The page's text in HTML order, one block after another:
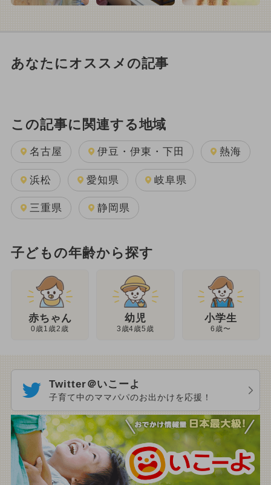
あなたにオススメの記事
この記事に関連する地域
名古屋 伊豆・伊東・下田 熱海
浜松 愛知県 岐阜県
三重県 静岡県
子どもの年齢から探す
赤ちゃん
0歳1歳2歳
幼児
3歳4歳5歳
小学生
6歳〜
Twitter＠いこーよ
子育て中のママパパのお出かけを応援！